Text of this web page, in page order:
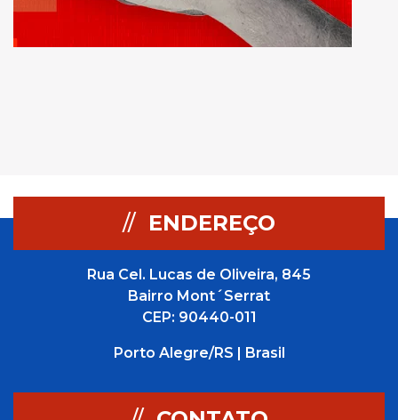
// ENDEREÇO
Rua Cel. Lucas de Oliveira, 845
Bairro Mont´Serrat
CEP: 90440-011
Porto Alegre/RS | Brasil